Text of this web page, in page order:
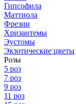
Гипсофила
Маттиола
Фрезии
Хризантемы
Эустомы
Экзотические цветы
Розы
5 роз
7 роз
9 роз
11 роз